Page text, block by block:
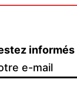
e-mail